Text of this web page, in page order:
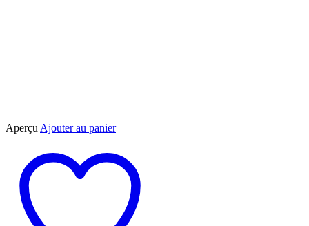
Aperçu Ajouter au panier